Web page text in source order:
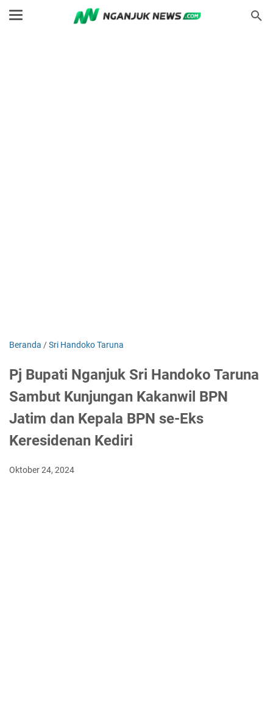
Beranda /Sri Handoko Taruna
Pj Bupati Nganjuk Sri Handoko Taruna
Sambut Kunjungan Kakanwil BPN
Jatim dan Kepala BPN se-Eks
Keresidenan Kediri
Oktober 24, 2024